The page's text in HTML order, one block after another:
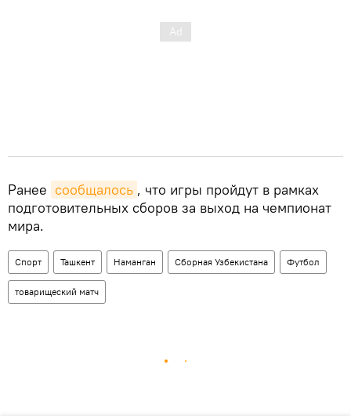
Ранее сообщалось , что игры пройдут в рамках
подготовительных сборов за выход на чемпионат
мира.
Спорт Ташкент Наманган Сборная Узбекистана Футбол
товарищеский матч